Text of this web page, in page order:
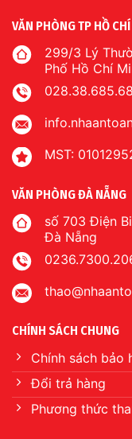
VĂN PHÒNG TP HỒ
299/3 Lý
Phố Hồ Chí
MST:
VĂN PHÒNG ĐÀ NẴNG
số 703 Điện
Đà Nẵng
CHÍNH SÁCH CHUNG
Chính sách bảo
Đổi trả hàng
Phương thức